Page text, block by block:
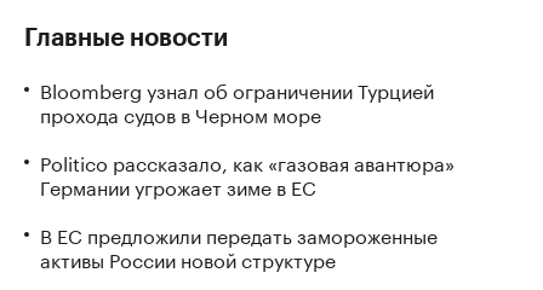
Главные новости
Bloomberg узнал об ограничении Турцией
прохода судов в Черном море
Politico рассказало, как «газовая авантюра»
Германии угрожает зиме в ЕС
В ЕС предложили передать замороженные
активы России новой структуре